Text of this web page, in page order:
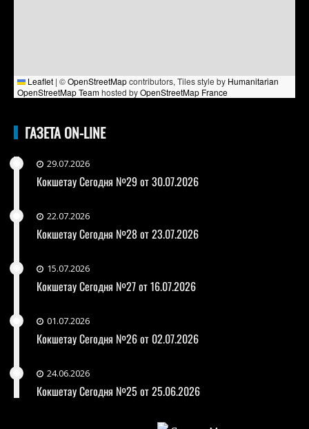
Leaflet | ©OpenStreetMapcontributors, Tiles style by Humanitarian
OpenStreetMap Teamhosted byOpenStreetMap France
ГАЗЕТА ON-LINE
29.07.2026
Кокшетау Сегодня №29 от 30.07.2026
22.07.2026
Кокшетау Сегодня №28 от 23.07.2026
15.07.2026
Кокшетау Сегодня №27 от 16.07.2026
01.07.2026
Кокшетау Сегодня №26 от 02.07.2026
24.06.2026
Кокшетау Сегодня №25 от 25.06.2026